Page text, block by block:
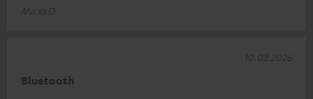
Mario D.
Bluetooth
10.02.2026